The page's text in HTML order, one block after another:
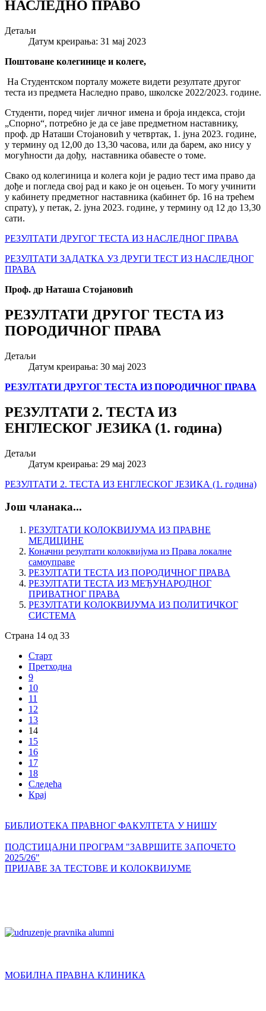
НАСЛЕДНО ПРАВО
Детаљи
Датум креирања: 31 мај 2023
Поштоване колегинице и колеге,
На Студентском порталу можете видети резултате другог
теста из предмета Наследно право, школске 2022/2023. године.
Студенти, поред чијег личног имена и броја индекса, стоји
„Спорно“, потребно је да се јаве предметном наставнику,
проф. др Наташи Стојановић у четвртак, 1. јуна 2023. године,
у термину од 12,00 до 13,30 часова, или да барем, ако нису у
могућности да дођу, наставника обавесте о томе.
Свако од колегиница и колега који је радио тест има право да
дође и погледа свој рад и како је он оцењен. То могу учинити
у кабинету предметног наставника (кабинет бр. 16 на трећем
спрату), у петак, 2. јуна 2023. године, у термину од 12 до 13,30
сати.
РЕЗУЛТАТИ ДРУГОГ ТЕСТА ИЗ НАСЛЕДНОГ ПРАВА
РЕЗУЛТАТИ ЗАДАТКА УЗ ДРУГИ ТЕСТ ИЗ НАСЛЕДНОГ
ПРАВА
Проф. др Наташа Стојановић
РЕЗУЛТАТИ ДРУГОГ ТЕСТА ИЗ
ПОРОДИЧНОГ ПРАВА
Детаљи
Датум креирања: 30 мај 2023
РЕЗУЛТАТИ ДРУГОГ ТЕСТА ИЗ ПОРОДИЧНОГ ПРАВА
РЕЗУЛТАТИ 2. ТЕСТА ИЗ
ЕНГЛЕСКОГ ЈЕЗИКА (1. година)
Детаљи
Датум креирања: 29 мај 2023
РЕЗУЛТАТИ 2. ТЕСТА ИЗ ЕНГЛЕСКОГ ЈЕЗИКА (1. година)
Још чланака...
РЕЗУЛТАТИ КОЛОКВИЈУМА ИЗ ПРАВНЕ
МЕДИЦИНЕ
Коначни резултати колоквијума из Права локалне
самоуправе
РЕЗУЛТАТИ ТЕСТА ИЗ ПОРОДИЧНОГ ПРАВА
РЕЗУЛТАТИ ТЕСТА ИЗ МЕЂУНАРОДНОГ
ПРИВАТНОГ ПРАВА
РЕЗУЛТАТИ КОЛОКВИЈУМА ИЗ ПОЛИТИЧКОГ
СИСТЕМА
Страна 14 од 33
Старт
Претходна
9
10
11
12
13
14
15
16
17
18
Следећа
Крај
БИБЛИОТЕКА ПРАВНОГ ФАКУЛТЕТА У НИШУ
ПОДСТИЦАЈНИ ПРОГРАМ "ЗАВРШИТЕ ЗАПОЧЕТО
2025/26"
ПРИЈАВЕ ЗА ТЕСТОВЕ И КОЛОКВИЈУМЕ
МОБИЛНА ПРАВНА КЛИНИКА